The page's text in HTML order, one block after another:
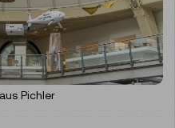
Pichler